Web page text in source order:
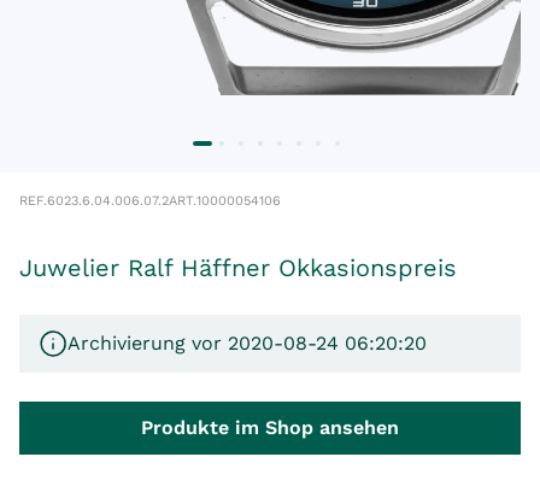
REF.6023.6.04.006.07.2ART.10000054106
Juwelier Ralf Häffner Okkasionspreis
Archivierung vor 2020-08-24 06:20:20
Produkte im Shop ansehen